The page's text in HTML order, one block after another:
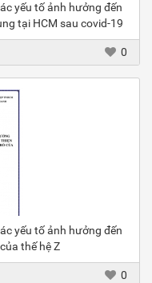
yếu tố ảnh hưởng đến
tại HCM sau covid-19
0
yếu tố ảnh hưởng đến
thế hệ Z
0